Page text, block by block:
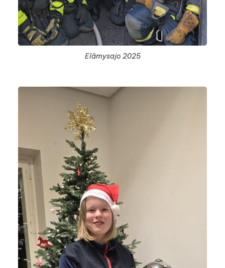
Elämysajo 2025